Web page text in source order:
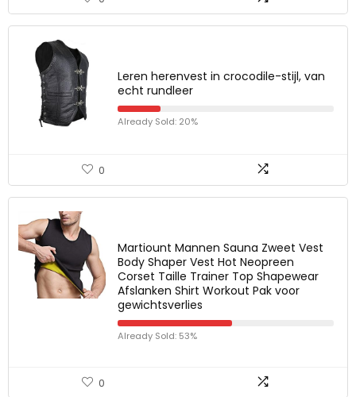
Leren herenvest in crocodile-stijl, van
echt rundleer
Already Sold: 20%
0
Martiount Mannen Sauna Zweet Vest
Body Shaper Vest Hot Neopreen
Corset Taille Trainer Top Shapewear
Afslanken Shirt Workout Pak voor
gewichtsverlies
Already Sold: 53%
0